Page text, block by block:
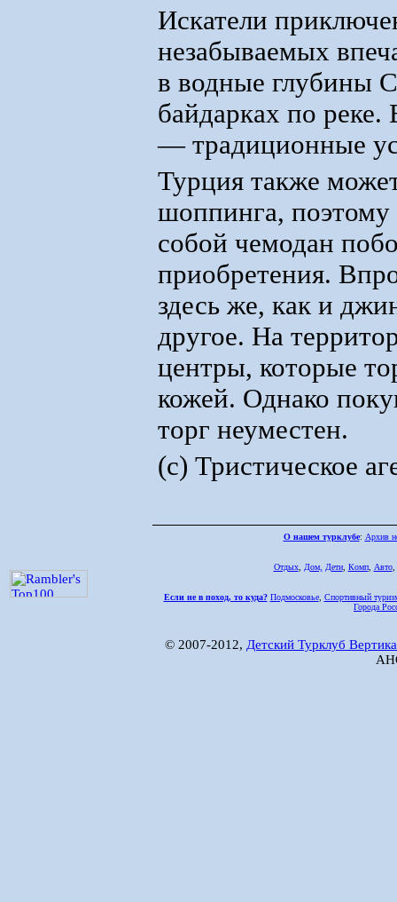
Искатели
незабываемых
в водные глубины
байдарках по
— традиционные
Турция также
шоппинга, поэтому
собой чемодан
приобретения.
здесь же, как и
другое. На
центры, которые
кожей. Однако
торг неуместен.
(c) Тристическое
О нашем турклубе: Архив
Отдых, Дом, Дети, Комп, Авто,
Если не в поход, то куда? Подмосковье, Спортивный
Города
© 2007-2012, Детский Турклуб